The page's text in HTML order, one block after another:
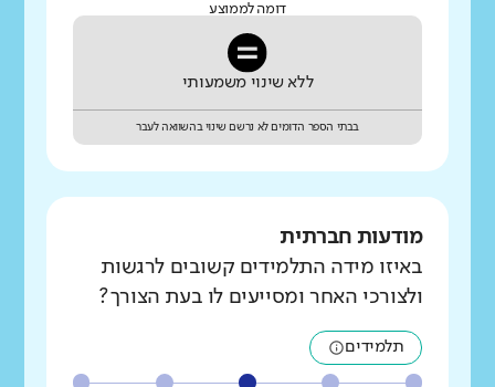
דומה לממוצע
ללא שינוי משמעותי
בבתי הספר הדומים לא נרשם שינוי בהשוואה לעבר
מודעות חברתית
באיזו מידה התלמידים קשובים לרגשות
ולצורכי האחר ומסייעים לו בעת הצורך?
תלמידים